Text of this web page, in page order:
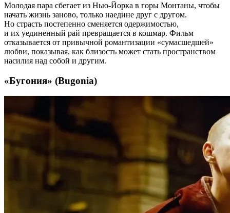
Молодая пара сбегает из Нью-Йорка в горы Монтаны, чтобы
начать жизнь заново, только наедине друг с другом.
Но страсть постепенно сменяется одержимостью,
и их уединенный рай превращается в кошмар. Фильм
отказывается от привычной романтизации «сумасшедшей»
любви, показывая, как близость может стать пространством
насилия над собой и другим.
«Бугония» (Bugonia)